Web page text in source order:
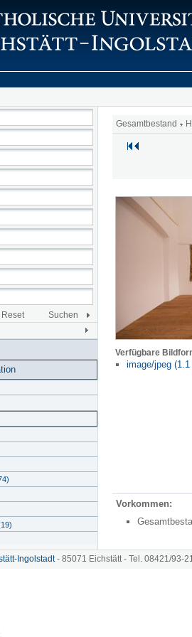
Reset
Suchen
Gesamtbestand
Verfügbare
image/jpeg (1.1
Vorkommen:
Ingolstadt- 85071 Eichstätt - Tel. 08421/93-